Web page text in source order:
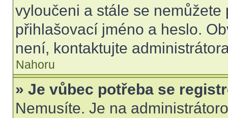
vyloučeni a stále se
přihlašovací jméno a heslo.
není, kontaktujte
Nahoru
» Je vůbec potřeba se
Nemusíte. Je na